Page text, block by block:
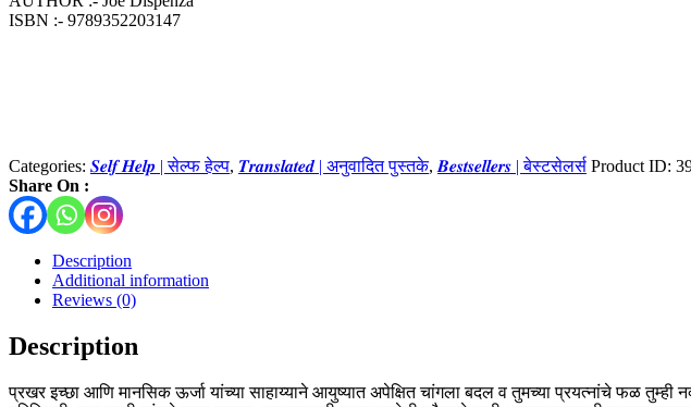
ISBN :- 9789352203147
Categories: 𝑺𝒆𝒍𝒇 𝑯𝒆𝒍𝒑 | सेल्फ हेल्प, 𝑻𝒓𝒂𝒏𝒔𝒍𝒂𝒕𝒆𝒅 | अनुवादित पुस्तके, 𝑩𝒆𝒔𝒕𝒔𝒆𝒍𝒍𝒆𝒓𝒔 | बेस्टसेलर्स Product ID:
Share On :
Description
Additional information
Reviews (0)
Description
प्रखर इच्छा आणि मानसिक ऊर्जा यांच्या साहाय्याने आयुष्यात अपेक्षित चांगला बदल व तुमच्या प्रयत्नांचे फळ